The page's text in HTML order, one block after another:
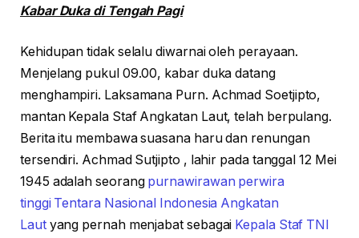
Kabar Duka di Tengah Pagi
Kehidupan tidak selalu diwarnai oleh perayaan.
Menjelang pukul 09.00, kabar duka datang
menghampiri. Laksamana Purn. Achmad Soetjipto,
mantan Kepala Staf Angkatan Laut, telah berpulang.
Berita itu membawa suasana haru dan renungan
tersendiri. Achmad Sutjipto , lahir pada tanggal 12 Mei
1945 adalah seorang purnawirawan perwira
tinggi Tentara Nasional Indonesia Angkatan
Lautyang pernah menjabat sebagai Kepala Staf TNI